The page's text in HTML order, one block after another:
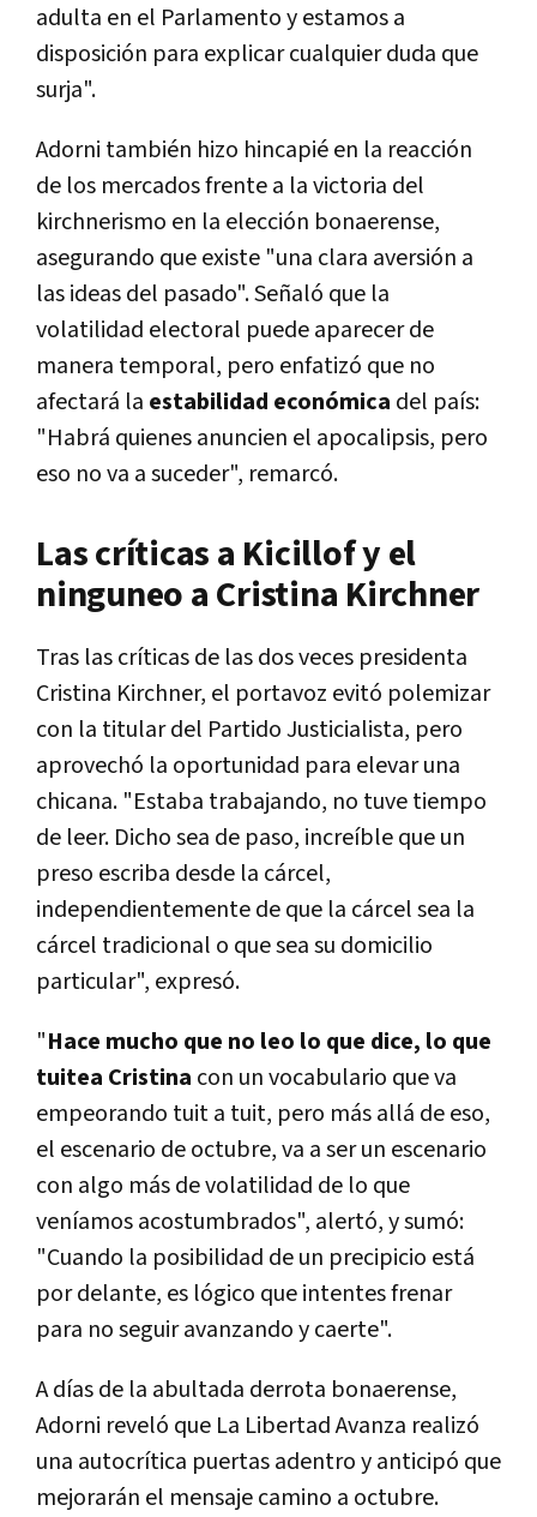
adulta en el Parlamento y estamos a
disposición para explicar cualquier duda que
surja".
Adorni también hizo hincapié en la reacción
de los mercados frente a la victoria del
kirchnerismo en la elección bonaerense,
asegurando que existe "una clara aversión a
las ideas del pasado". Señaló que la
volatilidad electoral puede aparecer de
manera temporal, pero enfatizó que no
afectará la estabilidad económica del país:
"Habrá quienes anuncien el apocalipsis, pero
eso no va a suceder", remarcó.
Las críticas a Kicillof y el
ninguneo a Cristina Kirchner
Tras las críticas de las dos veces presidenta
Cristina Kirchner, el portavoz evitó polemizar
con la titular del Partido Justicialista, pero
aprovechó la oportunidad para elevar una
chicana. "Estaba trabajando, no tuve tiempo
de leer. Dicho sea de paso, increíble que un
preso escriba desde la cárcel,
independientemente de que la cárcel sea la
cárcel tradicional o que sea su domicilio
particular", expresó.
"Hace mucho que no leo lo que dice, lo que
tuitea Cristina con un vocabulario que va
empeorando tuit a tuit, pero más allá de eso,
el escenario de octubre, va a ser un escenario
con algo más de volatilidad de lo que
veníamos acostumbrados", alertó, y sumó:
"Cuando la posibilidad de un precipicio está
por delante, es lógico que intentes frenar
para no seguir avanzando y caerte".
A días de la abultada derrota bonaerense,
Adorni reveló que La Libertad Avanza realizó
una autocrítica puertas adentro y anticipó que
mejorarán el mensaje camino a octubre.